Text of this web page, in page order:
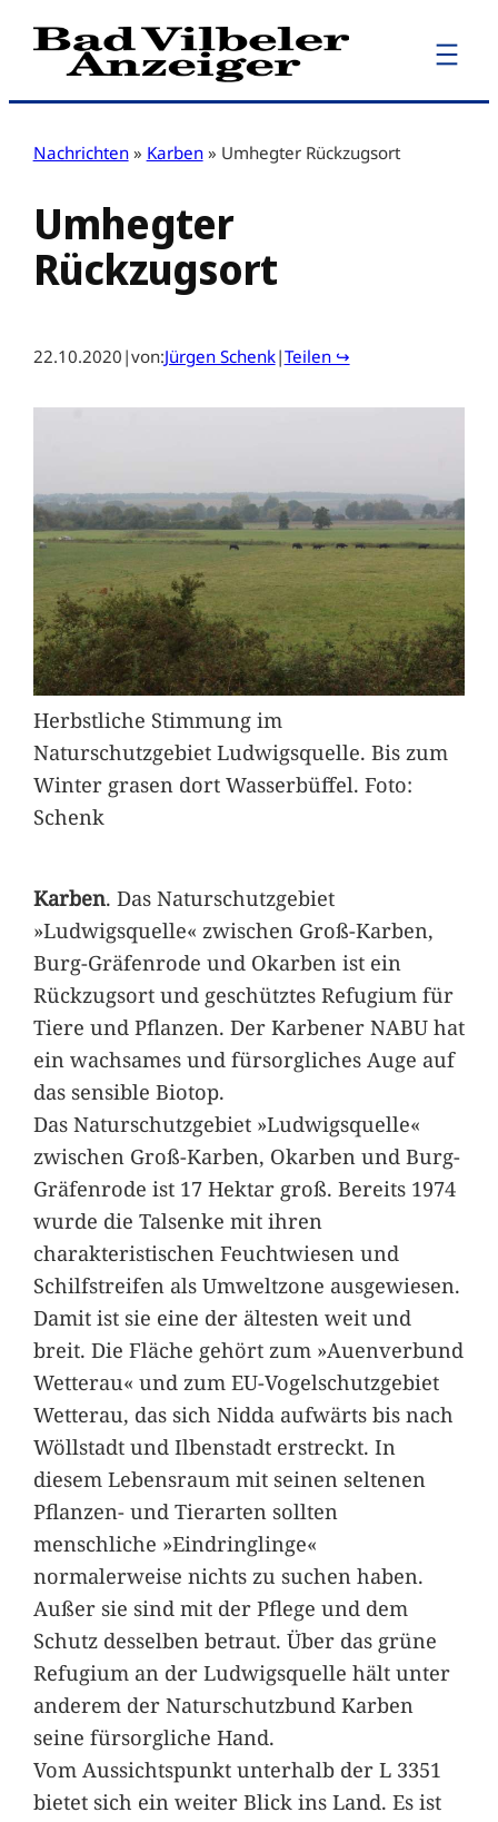
Zum
Inhalt
Nachrichten » Karben » Umhegter Rückzugsort
Umhegter
Rückzugsort
22.10.2020 |von:Jürgen Schenk|Teilen ↪
Herbstliche Stimmung im
Naturschutzgebiet Ludwigsquelle. Bis zum
Winter grasen dort Wasserbüffel. Foto:
Schenk
Karben. Das Naturschutzgebiet
»Ludwigsquelle« zwischen Groß-Karben,
Burg-Gräfenrode und Okarben ist ein
Rückzugsort und geschütztes Refugium für
Tiere und Pflanzen. Der Karbener NABU hat
ein wachsames und fürsorgliches Auge auf
das sensible Biotop.
Das Naturschutzgebiet »Ludwigsquelle«
zwischen Groß-Karben, Okarben und Burg-
Gräfenrode ist 17 Hektar groß. Bereits 1974
wurde die Talsenke mit ihren
charakteristischen Feuchtwiesen und
Schilfstreifen als Umweltzone ausgewiesen.
Damit ist sie eine der ältesten weit und
breit. Die Fläche gehört zum »Auenverbund
Wetterau« und zum EU-Vogelschutzgebiet
Wetterau, das sich Nidda aufwärts bis nach
Wöllstadt und Ilbenstadt erstreckt. In
diesem Lebensraum mit seinen seltenen
Pflanzen- und Tierarten sollten
menschliche »Eindringlinge«
normalerweise nichts zu suchen haben.
Außer sie sind mit der Pflege und dem
Schutz desselben betraut. Über das grüne
Refugium an der Ludwigsquelle hält unter
anderem der Naturschutzbund Karben
seine fürsorgliche Hand.
Vom Aussichtspunkt unterhalb der L 3351
bietet sich ein weiter Blick ins Land. Es ist